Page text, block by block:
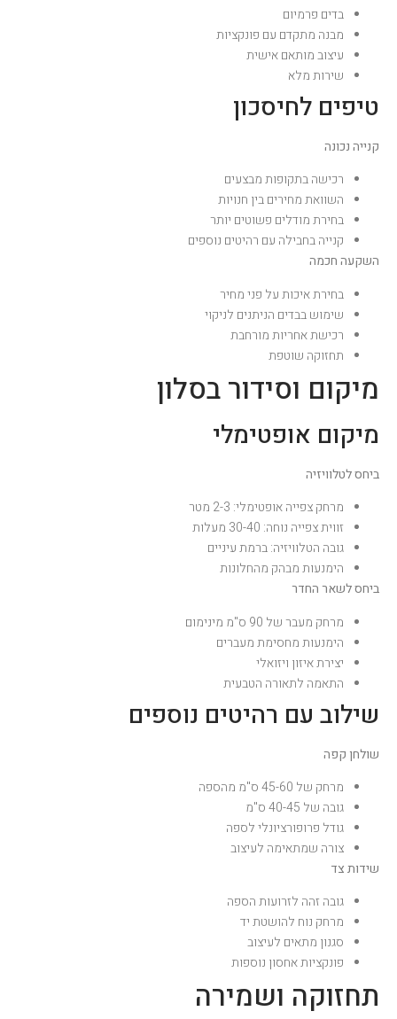
בדים פרמיום
מבנה מתקדם עם פונקציות
עיצוב מותאם אישית
שירות מלא
טיפים לחיסכון
קנייה נכונה
רכישה בתקופות מבצעים
השוואת מחירים בין חנויות
בחירת מודלים פשוטים יותר
קנייה בחבילה עם רהיטים נוספים
השקעה חכמה
בחירת איכות על פני מחיר
שימוש בבדים הניתנים לניקוי
רכישת אחריות מורחבת
תחזוקה שוטפת
מיקום וסידור בסלון
מיקום אופטימלי
ביחס לטלוויזיה
מרחק צפייה אופטימלי: 2-3 מטר
זווית צפייה נוחה: 30-40 מעלות
גובה הטלוויזיה: ברמת עיניים
הימנעות מבהק מהחלונות
ביחס לשאר החדר
מרחק מעבר של 90 ס"מ מינימום
הימנעות מחסימת מעברים
יצירת איזון ויזואלי
התאמה לתאורה הטבעית
שילוב עם רהיטים נוספים
שולחן קפה
מרחק של 45-60 ס"מ מהספה
גובה של 40-45 ס"מ
גודל פרופורציונלי לספה
צורה שמתאימה לעיצוב
שידות צד
גובה זהה לזרועות הספה
מרחק נוח להושטת יד
סגנון מתאים לעיצוב
פונקציות אחסון נוספות
תחזוקה ושמירה